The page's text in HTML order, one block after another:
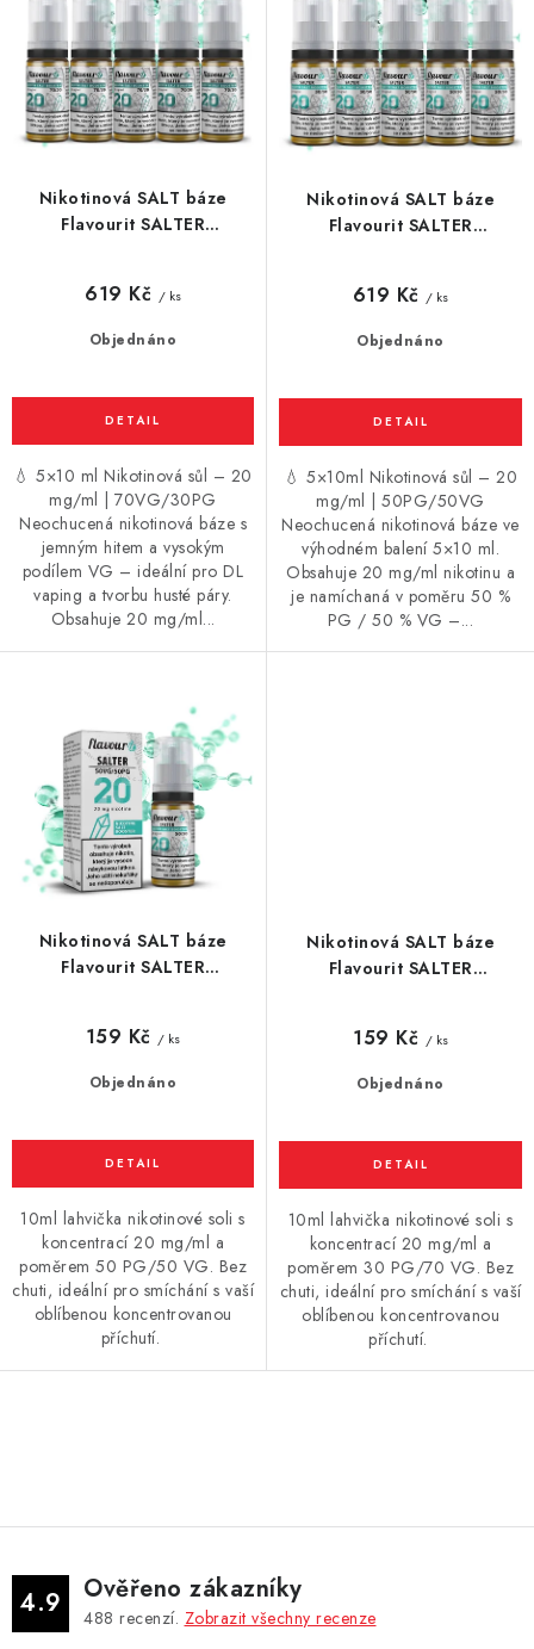
d
u
k
t
o
d
u
k
Nikotinová SALT báze
Flavourit SALTER
Objednáno
619 Kč / ks
💧 5×10 ml Nikotinová sůl – 20
mg/ml | 70VG/30PG
Neochucená nikotinová báze s
jemným hitem a vysokým
podílem VG – ideální pro DL
vaping a tvorbu husté páry.
Obsahuje 20 mg/ml...
Nikotinová SALT báze
Flavourit SALTER
Objednáno
619 Kč / ks
💧 5×10ml Nikotinová sůl – 20
mg/ml | 50PG/50VG
Neochucená nikotinová báze ve
výhodném balení 5×10 ml.
Obsahuje 20 mg/ml nikotinu a
je namíchaná v poměru 50 %
PG / 50 % VG –...
Nikotinová SALT báze
Flavourit SALTER
Objednáno
159 Kč / ks
10ml lahvička nikotinové soli s
koncentrací 20 mg/ml a
poměrem 50 PG/50 VG. Bez
chuti, ideální pro smíchání s vaší
oblíbenou koncentrovanou
příchutí.
Nikotinová SALT báze
Flavourit SALTER
Objednáno
159 Kč / ks
10ml lahvička nikotinové soli s
koncentrací 20 mg/ml a
poměrem 30 PG/70 VG. Bez
chuti, ideální pro smíchání s vaší
oblíbenou koncentrovanou
příchutí.
á
d
a
c
4.9 Ověřeno zákazníky
488 recenzí. Zobrazit všechny recenze